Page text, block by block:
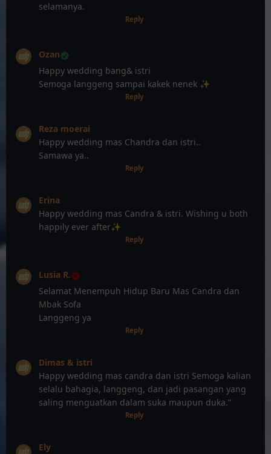
selamanya.
Reply
Ozan
Happy wedding bang& istri
Semoga langgeng sampai kakek nenek ✨
Reply
Reza moerai
Happy wedding mas Chandra dan istri..
Samawa ya..
Reply
Erina
Happy wedding mas Candra & istri. Wishing u both
happily ever after✨
Reply
Lusia R.
Selamat Menempuh Hidup Baru Mas Candra dan
Mbak Sofa
Langgeng ya
Reply
Dimas & istri
Happy wedding mas candra dan istri Semoga kalian
selalu bahagia, langgeng, dan jadi pasangan yang
saling menguatkan dalam suka maupun duka.”
Reply
Ely